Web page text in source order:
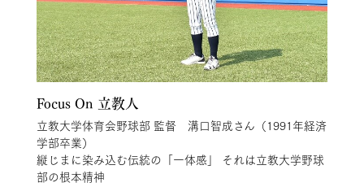
Focus On 立教人
立教大学体育会野球部 監督 溝口智成さん（1991年経済
学部卒業）
縦じまに染み込む伝統の「一体感」 それは立教大学野球
部の根本精神